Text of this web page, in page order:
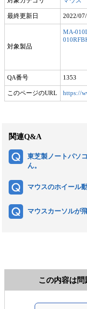
最終更新日 2022/
対象製品
MA-
QA番号 1353
このページのURL https://
関連Q&A
東芝製ノートパソ
ん。
マウスのホイール
マウスカーソルが
この内容は